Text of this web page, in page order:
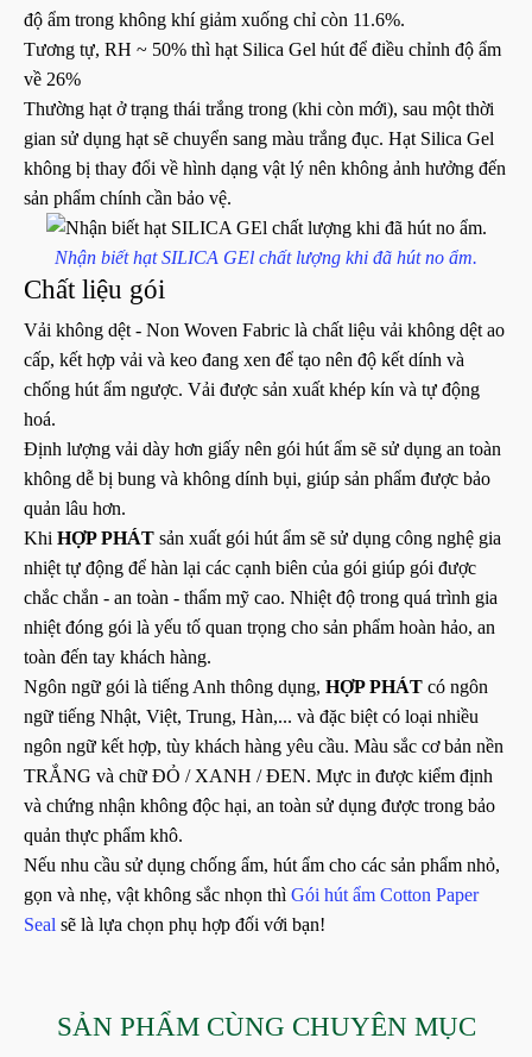
độ ẩm trong không khí giảm xuống chỉ còn 11.6%.
Tương tự, RH ~ 50% thì hạt Silica Gel hút để điều chỉnh độ ẩm
về 26%
Thường hạt ở trạng thái trắng trong (khi còn mới), sau một thời
gian sử dụng hạt sẽ chuyển sang màu trắng đục. Hạt Silica Gel
không bị thay đổi về hình dạng vật lý nên không ảnh hưởng đến
sản phẩm chính cần bảo vệ.
Nhận biết hạt SILICA GEl chất lượng khi đã hút no ẩm.
Chất liệu gói
Vải không dệt - Non Woven Fabric là chất liệu vải không dệt ao
cấp, kết hợp vải và keo đang xen để tạo nên độ kết dính và
chống hút ẩm ngược. Vải được sản xuất khép kín và tự động
hoá.
Định lượng vải dày hơn giấy nên gói hút ẩm sẽ sử dụng an toàn
không dễ bị bung và không dính bụi, giúp sản phẩm được bảo
quản lâu hơn.
Khi HỢP PHÁT sản xuất gói hút ẩm sẽ sử dụng công nghệ gia
nhiệt tự động để hàn lại các cạnh biên của gói giúp gói được
chắc chắn - an toàn - thẩm mỹ cao. Nhiệt độ trong quá trình gia
nhiệt đóng gói là yếu tố quan trọng cho sản phẩm hoàn hảo, an
toàn đến tay khách hàng.
Ngôn ngữ gói là tiếng Anh thông dụng, HỢP PHÁT có ngôn
ngữ tiếng Nhật, Việt, Trung, Hàn,... và đặc biệt có loại nhiều
ngôn ngữ kết hợp, tùy khách hàng yêu cầu. Màu sắc cơ bản nền
TRẮNG và chữ ĐỎ / XANH / ĐEN. Mực in được kiểm định
và chứng nhận không độc hại, an toàn sử dụng được trong bảo
quản thực phẩm khô.
Nếu nhu cầu sử dụng chống ẩm, hút ẩm cho các sản phẩm nhỏ,
gọn và nhẹ, vật không sắc nhọn thì Gói hút ẩm Cotton Paper
Seal sẽ là lựa chọn phụ hợp đối với bạn!
SẢN PHẨM CÙNG CHUYÊN MỤC